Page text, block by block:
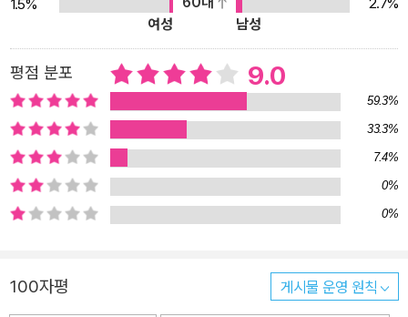
‘문제풀이 수업에서 문제해결 교육으로, 개인적 성취에서 사회적 실
현으로’ 과거에서부터 오늘에 이르기까지 교육은 아이들에게 교과 내
용을 이론적으로 주입하고 지적으로 더 나은 사람이 되면 언젠가는
그들이 더 나은 세상을 만들게 될 거라고 기대하는 것이었다. 그러나
우리가 해야 할 앞으로의 교육은 아이들 자신이 실제로 느끼고 경험
하는 세상의 문제를 아이들 자신이 해결하기 위해, 함께 할 그룹을 만
들고 직접 해결 방안을 찾기 위해 학습하고 터득한 방법을 적용하고
실행함으로써 지금 당장 더 나은 세상을 만들어 나가는 것이다. 아이
의 잠재력을 일깨우고, 새로운 능력을 계발하고, 서로 협력함으로써
세상을 바꾸는 역량을 갖춘 시민으로 성장 발전해 나간다. 교과 학습
1.5%
여성
남성
평점 분포 9.0
59.3%
33.3%
7.4%
0%
0%
100자평 게시물 운영 원칙